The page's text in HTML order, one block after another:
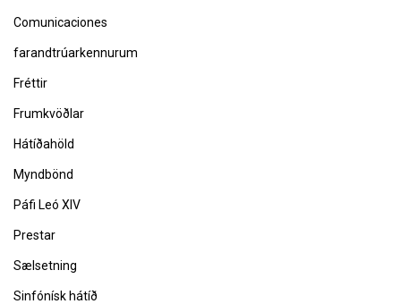
Comunicaciones
farandtrúarkennurum
Fréttir
Frumkvöðlar
Hátíðahöld
Myndbönd
Páfi Leó XIV
Prestar
Sælsetning
Sinfónísk hátíð